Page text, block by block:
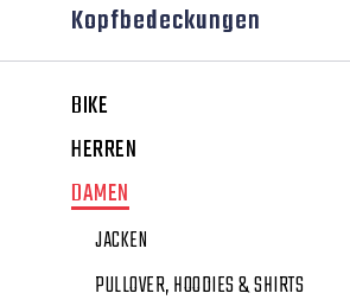
Kopfbedeckungen
BIKE
HERREN
DAMEN
JACKEN
PULLOVER, HOODIES & SHIRTS